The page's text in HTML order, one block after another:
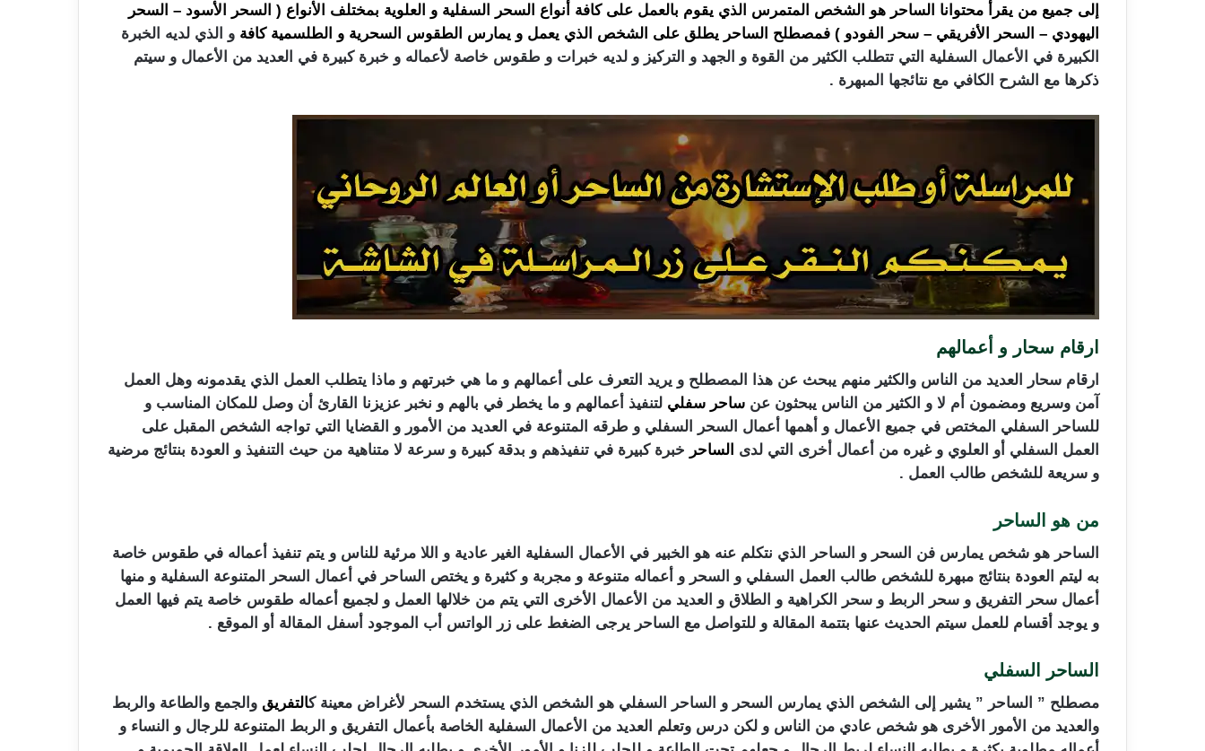
إلى جميع من يقرأ محتوانا الساحر هو الشخص المتمرس الذي يقوم بالعمل على كافة أنواع السحر
السفلية و العلوية بمختلف الأنواع ( السحر الأسود – السحر
اليهودي – السحر الأفريقي – سحر الفودو ) فمصطلح الساحر يطلق على الشخص الذي يعمل و يمارس الطقوس السحرية و الطلسمية كافة و الذي لديه الخبرة
الكبيرة في الأعمال السفلية التي تتطلب الكثير من القوة و الجهد و التركيز و لديه خبرات و طقوس خاصة لأعماله و خبرة كبيرة في العديد من الأعمال و سيتم
ذكرها مع الشرح الكافي مع نتائجها المبهرة .
ارقام سحار و أعمالهم
ارقام سحار العديد من الناس والكثير منهم يبحث عن هذا المصطلح و يريد التعرف على أعمالهم و ما هي خبرتهم و ماذا يتطلب العمل الذي يقدمونه وهل العمل
آمن وسريع ومضمون أم لا و الكثير من الناس يبحثون عن ساحر سفلي لتنفيذ أعمالهم و ما يخطر في بالهم و نخبر عزيزنا القارئ أن وصل للمكان المناسب و
للساحر السفلي المختص في جميع الأعمال و أهمها أعمال السحر السفلي و طرقه المتنوعة في العديد من الأمور و القضايا التي تواجه الشخص المقبل على
العمل السفلي أو العلوي و غيره من أعمال أخرى التي لدى الساحر خبرة كبيرة في تنفيذهم و بدقة كبيرة و سرعة لا متناهية من حيث التنفيذ و العودة بنتائج مرضية
و سريعة للشخص طالب العمل .
من هو الساحر
الساحر هو شخص يمارس فن السحر و الساحر الذي نتكلم عنه هو الخبير في الأعمال السفلية الغير عادية و اللا مرئية للناس و يتم تنفيذ أعماله في طقوس خاصة
به ليتم العودة بنتائج مبهرة للشخص طالب العمل السفلي و السحر و أعماله متنوعة و مجربة و كثيرة و يختص الساحر في أعمال السحر المتنوعة السفلية و منها
أعمال سحر التفريق و سحر الربط و سحر الكراهية و الطلاق و العديد من الأعمال الأخرى التي يتم من خلالها العمل و لجميع أعماله طقوس خاصة يتم فيها العمل
و يوجد أقسام للعمل سيتم الحديث عنها بتتمة المقالة و للتواصل مع الساحر يرجى الضغط على زر الواتس أب الموجود أسفل المقالة أو الموقع .
الساحر السفلي
مصطلح ” الساحر ” يشير إلى الشخص الذي يمارس السحر و الساحر السفلي هو الشخص الذي يستخدم السحر لأغراض معينة كالتفريق والجمع والطاعة والربط
والعديد من الأمور الأخرى هو شخص عادي من الناس و لكن درس وتعلم العديد من الأعمال السفلية الخاصة بأعمال التفريق و الربط المتنوعة للرجال و النساء و